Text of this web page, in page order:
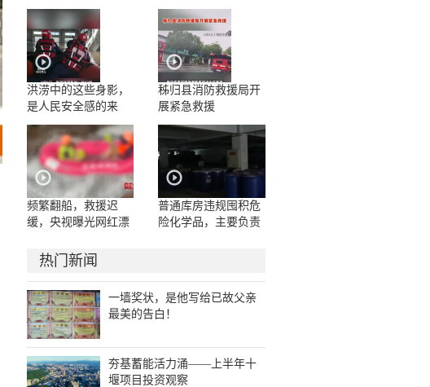
工作
洪涝中的这些身影，
是人民安全感的来
源！辛苦了
秭归县消防救援局开
展紧急救援
频繁翻船，救援迟
缓，央视曝光网红漂
普通库房违规囤积危
险化学品，主要负责
热门新闻
一墙奖状，是他写给已故父亲
最美的告白！
夯基蓄能活力涌——上半年十
堰项目投资观察